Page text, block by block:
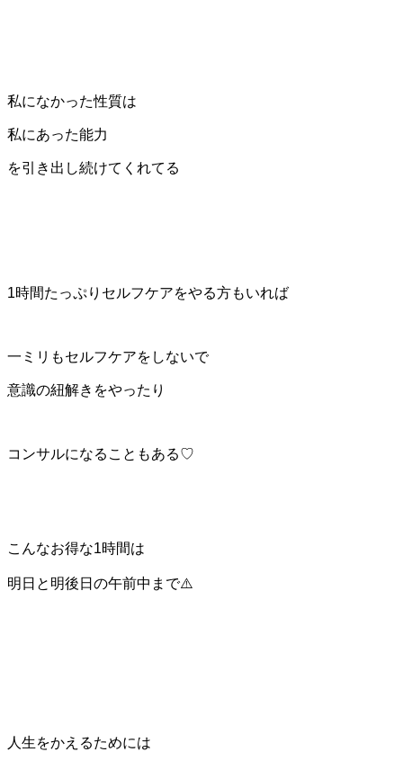
私になかった性質は
私にあった能力
を引き出し続けてくれてる
1時間たっぷりセルフケアをやる方もいれば
一ミリもセルフケアをしないで
意識の紐解きをやったり
コンサルになることもある♡
こんなお得な1時間は
明日と明後日の午前中まで⚠️
人生をかえるためには